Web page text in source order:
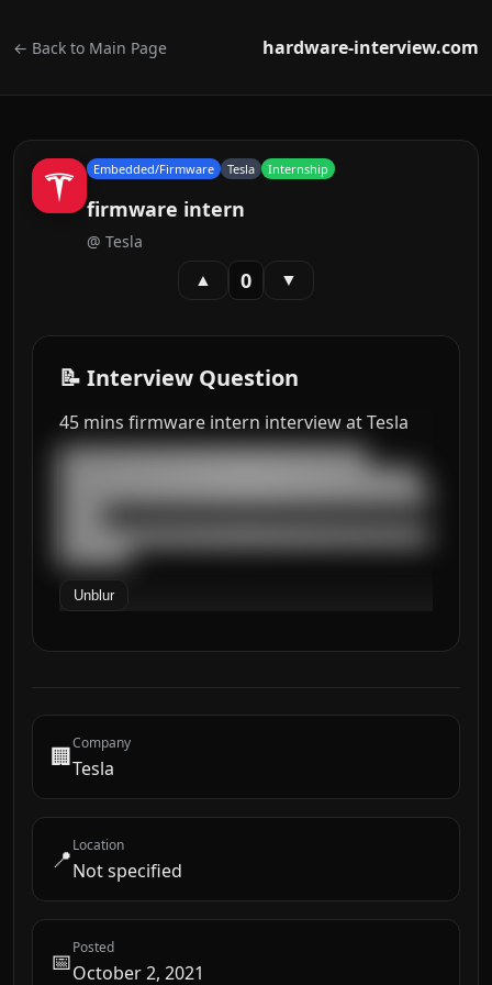
← Back to Main Page hardware-interview.com
Embedded/Firmware Tesla Internship
firmware intern
@ Tesla
▲ 0 ▼
📝 Interview Question
45 mins firmware intern interview at Tesla
███████████████████████████████████
█████████████████████████████████████████
██████████████████████████████████████████
████████
Unblur
🏢Company
Tesla
📍Location
Not specified
📅Posted
October 2, 2021